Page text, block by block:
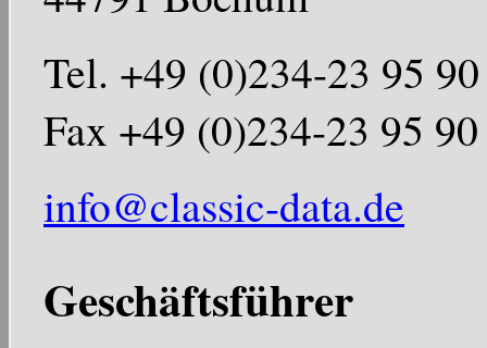
Tel. +49 (0)234-23 95
Fax +49 (0)234-23 95
info@classic-data.de
Geschäftsführer